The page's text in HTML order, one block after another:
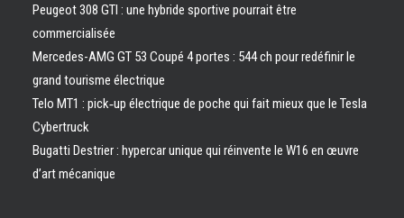
Peugeot 308 GTI : une hybride sportive pourrait être
commercialisée
Mercedes-AMG GT 53 Coupé 4 portes : 544 ch pour redéfinir le
grand tourisme électrique
Telo MT1 : pick‑up électrique de poche qui fait mieux que le Tesla
Cybertruck
Bugatti Destrier : hypercar unique qui réinvente le W16 en œuvre
d’art mécanique